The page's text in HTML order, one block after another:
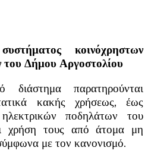
κοινόχρηστων
Δήμου Αργοστολίου
διάστημα παρατηρούνται
κακής χρήσεως, έως
ποδηλάτων του
χρήση τους από άτομα μη
με τον κανονισμό.